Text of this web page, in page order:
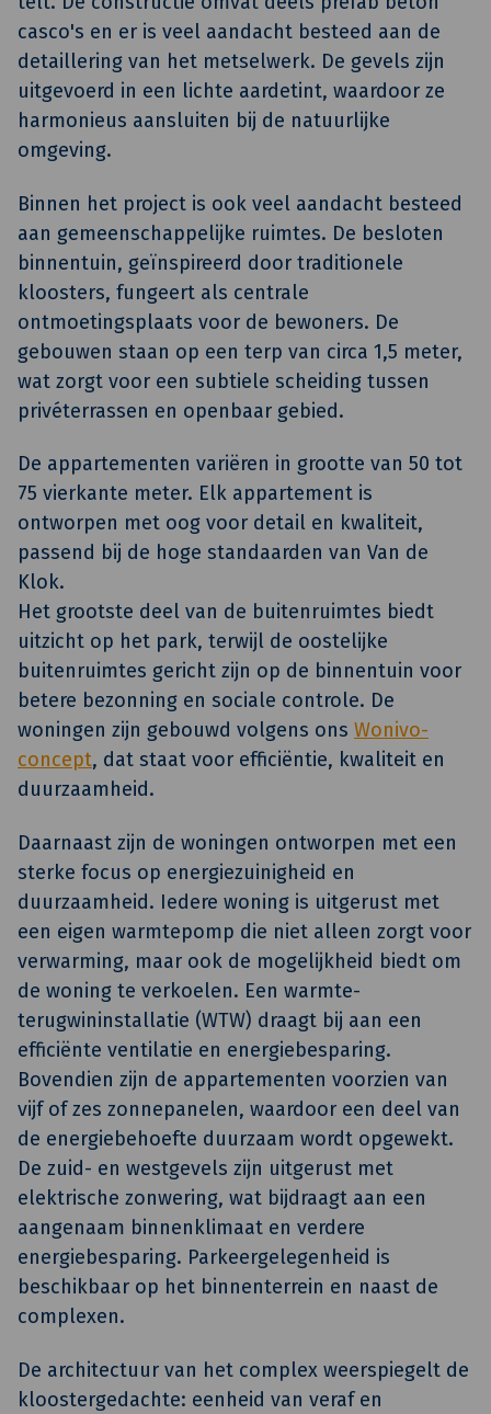
casco's en er is veel aandacht besteed aan de
detaillering van het metselwerk. De gevels zijn
uitgevoerd in een lichte aardetint, waardoor ze
harmonieus aansluiten bij de natuurlijke
omgeving.
Binnen het project is ook veel aandacht besteed
aan gemeenschappelijke ruimtes. De besloten
binnentuin, geïnspireerd door traditionele
kloosters, fungeert als centrale
ontmoetingsplaats voor de bewoners. De
gebouwen staan op een terp van circa 1,5 meter,
wat zorgt voor een subtiele scheiding tussen
privéterrassen en openbaar gebied.
De appartementen variëren in grootte van 50 tot
75 vierkante meter. Elk appartement is
ontworpen met oog voor detail en kwaliteit,
passend bij de hoge standaarden van Van de
Klok.
Het grootste deel van de buitenruimtes biedt
uitzicht op het park, terwijl de oostelijke
buitenruimtes gericht zijn op de binnentuin voor
betere bezonning en sociale controle. De
woningen zijn gebouwd volgens ons Wonivo-
concept, dat staat voor efficiëntie, kwaliteit en
duurzaamheid.
Daarnaast zijn de woningen ontworpen met een
sterke focus op energiezuinigheid en
duurzaamheid. Iedere woning is uitgerust met
een eigen warmtepomp die niet alleen zorgt voor
verwarming, maar ook de mogelijkheid biedt om
de woning te verkoelen. Een warmte-
terugwininstallatie (WTW) draagt bij aan een
efficiënte ventilatie en energiebesparing.
Bovendien zijn de appartementen voorzien van
vijf of zes zonnepanelen, waardoor een deel van
de energiebehoefte duurzaam wordt opgewekt.
De zuid- en westgevels zijn uitgerust met
elektrische zonwering, wat bijdraagt aan een
aangenaam binnenklimaat en verdere
energiebesparing. Parkeergelegenheid is
beschikbaar op het binnenterrein en naast de
complexen.
De architectuur van het complex weerspiegelt de
kloostergedachte: eenheid van veraf en